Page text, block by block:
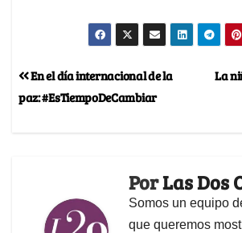
La
En el día internacional de la
paz: #EsTiempoDeCambiar
PorLas Dos
Somos un equipo
que queremos